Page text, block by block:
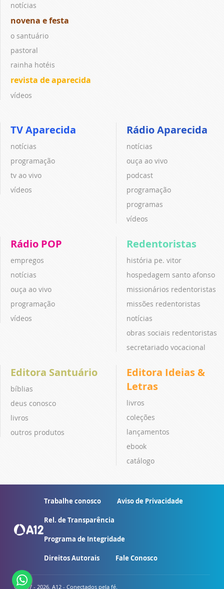
notícias
novena e festa
o santuário
pastoral
rainha hotéis
revista de aparecida
vídeos
TV Aparecida
notícias
programação
tv ao vivo
vídeos
Rádio Aparecida
notícias
ouça ao vivo
podcast
programação
programas
vídeos
Rádio POP
empregos
notícias
ouça ao vivo
programação
vídeos
Redentoristas
história pe. vitor
hospedagem santo afonso
missionários redentoristas
missões redentoristas
notícias
obras sociais redentoristas
secretariado vocacional
Editora Santuário
bíblias
deus conosco
livros
outros produtos
Editora Ideias &
Letras
livros
coleções
lançamentos
ebook
catálogo
Trabalhe conosco Aviso de Privacidade
Rel. de Transparência
Programa de Integridade
Direitos Autorais Fale Conosco
© 2007 - 2026. A12 - Conectados pela fé.